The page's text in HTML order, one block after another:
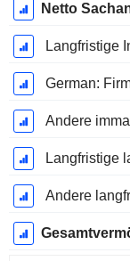
Netto
Langfristige
German:
Andere
Langfristige
Andere